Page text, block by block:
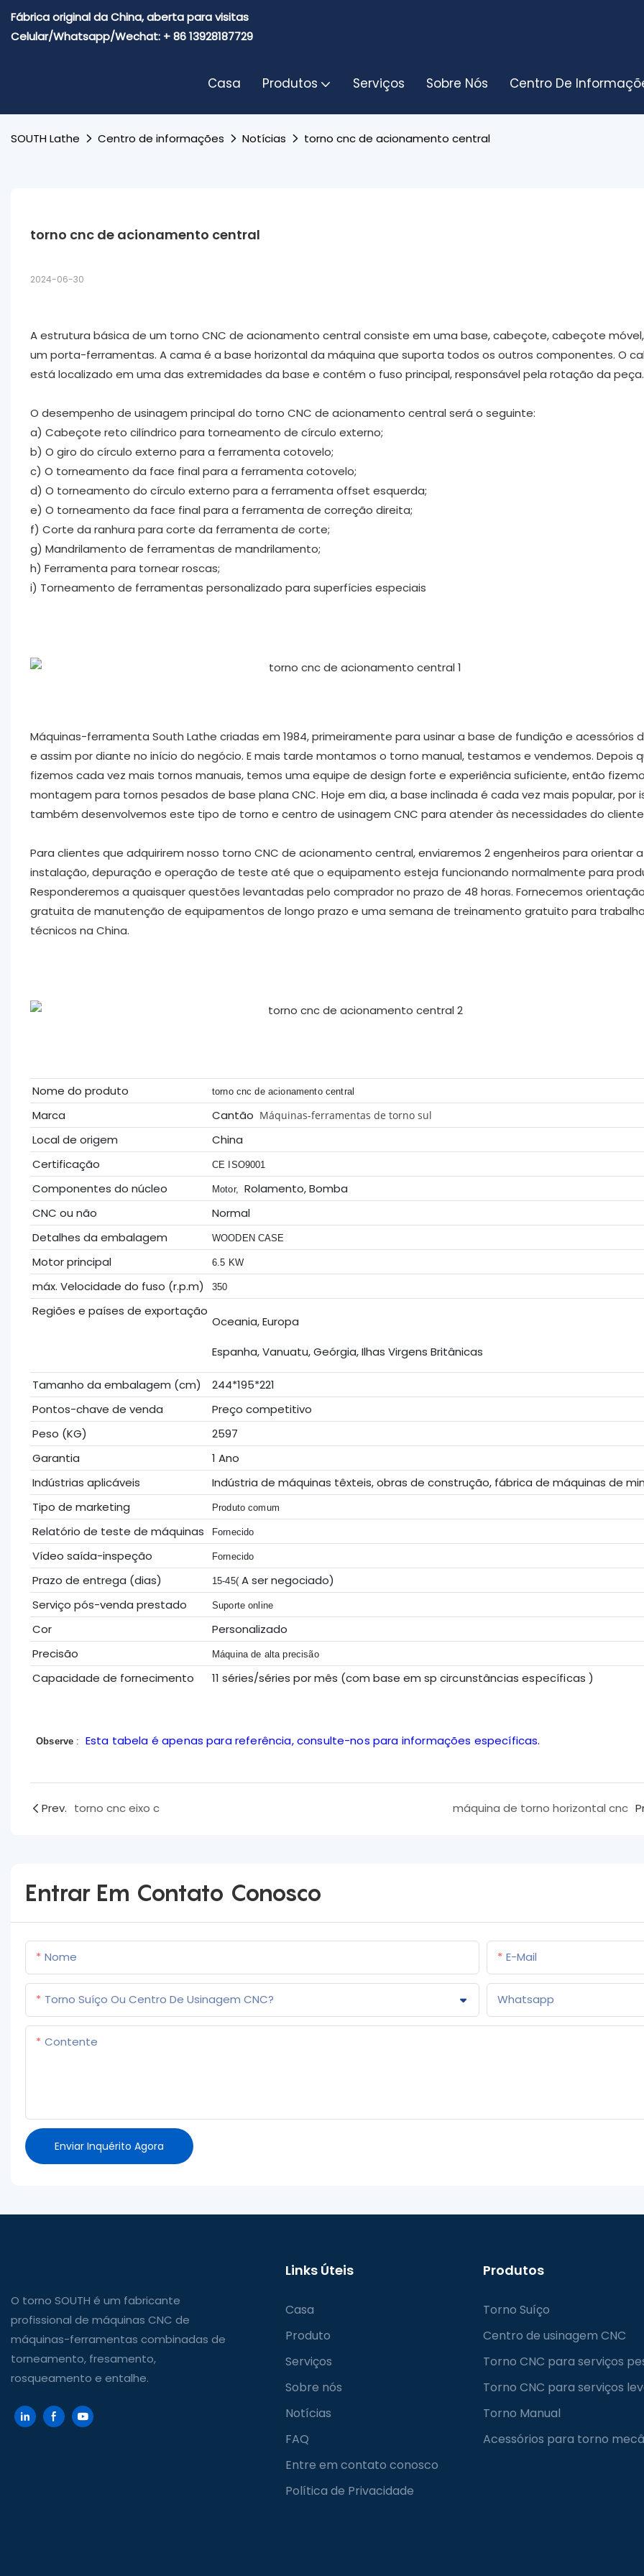
Fábrica original da China, aberta para visitas
Celular/Whatsapp/Wechat: + 86 13928187729
Casa Produtos Serviços Sobre Nós Centro De
SOUTH Lathe Centro de informações Notícias torno cnc de acionamento central
torno cnc de acionamento central
2024-06-30
A estrutura básica de um torno CNC de acionamento central consiste em uma base, cabeçote, cabeçote
um porta-ferramentas. A cama é a base horizontal da máquina que suporta todos os outros componentes. O
está localizado em uma das extremidades da base e contém o fuso principal, responsável pela rotação da peça.
O desempenho de usinagem principal do torno CNC de acionamento central será o seguinte:
a) Cabeçote reto cilíndrico para torneamento de círculo externo;
b) O giro do círculo externo para a ferramenta cotovelo;
c) O torneamento da face final para a ferramenta cotovelo;
d) O torneamento do círculo externo para a ferramenta offset esquerda;
e) O torneamento da face final para a ferramenta de correção direita;
f) Corte da ranhura para corte da ferramenta de corte;
g) Mandrilamento de ferramentas de mandrilamento;
h) Ferramenta para tornear roscas;
i) Torneamento de ferramentas personalizado para superfícies especiais
Máquinas-ferramenta South Lathe criadas em 1984, primeiramente para usinar a base de fundição e acessórios
e assim por diante no início do negócio. E mais tarde montamos o torno manual, testamos e vendemos. Depois
fizemos cada vez mais tornos manuais, temos uma equipe de design forte e experiência suficiente, então
montagem para tornos pesados ​​​​de base plana CNC. Hoje em dia, a base inclinada é cada vez mais popular, por
também desenvolvemos este tipo de torno e centro de usinagem CNC para atender às necessidades do
Para clientes que adquirirem nosso torno CNC de acionamento central, enviaremos 2 engenheiros para orientar a
instalação, depuração e operação de teste até que o equipamento esteja funcionando normalmente para
Responderemos a quaisquer questões levantadas pelo comprador no prazo de 48 horas. Fornecemos orientação
gratuita de manutenção de equipamentos de longo prazo e uma semana de treinamento gratuito para
técnicos na China.
Nome do produto torno cnc de acionamento central
Marca Cantão Máquinas-ferramentas de torno sul
Local de origem
China
Certificação
CE ISO9001
Componentes do núcleo Motor,
Rolamento, Bomba
CNC ou não
Normal
Detalhes da embalagem
WOODEN CASE
Motor principal 6.5 KW
máx. Velocidade do fuso (r.p.m) 350
Regiões e países de exportação
Oceania, Europa
Espanha, Vanuatu, Geórgia, Ilhas Virgens Britânicas
Tamanho da embalagem (cm)
244*195*221
Pontos-chave de venda
Preço competitivo
Peso (KG)
2597
Garantia
1 Ano
Indústrias aplicáveis
Indústria de máquinas têxteis, obras de construção, fábrica de máquinas de
Tipo de marketing
Produto comum
Relatório de teste de máquinas Fornecido
Vídeo saída-inspeção Fornecido
Prazo de entrega (dias) 15-45( A ser negociado)
Serviço pós-venda prestado
Suporte online
Cor
Personalizado
Precisão
Máquina de alta precisão
Capacidade de fornecimento 11 séries/séries por mês (com base em sp circunstâncias específicas)
Observe : Esta tabela é apenas para referência, consulte-nos para informações específicas.
Prev. torno cnc eixo c máquina de torno horizontal cnc
Entrar Em Contato Conosco
Nome E-Mail
Torno Suíço Ou Centro De Usinagem CNC? Whatsapp
Contente
Enviar Inquérito Agora
O torno SOUTH é um fabricante
profissional de máquinas CNC de
máquinas-ferramentas combinadas de
torneamento, fresamento,
rosqueamento e entalhe.
Links Úteis
Casa
Produto
Serviços
Sobre nós
Notícias
FAQ
Entre em contato conosco
Política de Privacidade
Produtos
Torno Suíço
Centro de usinagem CNC
Torno CNC para serviços
Torno CNC para serviços
Torno Manual
Acessórios para torno